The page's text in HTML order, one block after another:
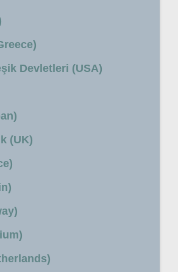
Devletleri (USA)
(UK)